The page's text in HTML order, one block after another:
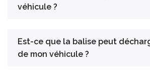
véhicule ?
Est-ce que la balise peut
de mon véhicule ?